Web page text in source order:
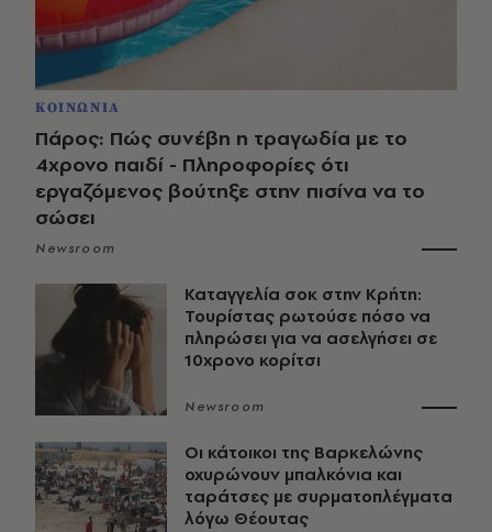
ΚΟΙΝΩΝΙΑ
Πάρος: Πώς συνέβη η τραγωδία με το
4χρονο παιδί - Πληροφορίες ότι
εργαζόμενος βούτηξε στην πισίνα να το
σώσει
Newsroom
Καταγγελία σοκ στην Κρήτη:
Τουρίστας ρωτούσε πόσο να
πληρώσει για να ασελγήσει σε
10χρονο κορίτσι
Newsroom
Οι κάτοικοι της Βαρκελώνης
οχυρώνουν μπαλκόνια και
ταράτσες με συρματοπλέγματα
λόγω Θέουτας